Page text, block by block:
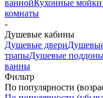
ваннойКухонные мойки
комнаты
-
Душевые кабины
Душевые двери
трапыДушевые
ванны
Фильтр
По популярности